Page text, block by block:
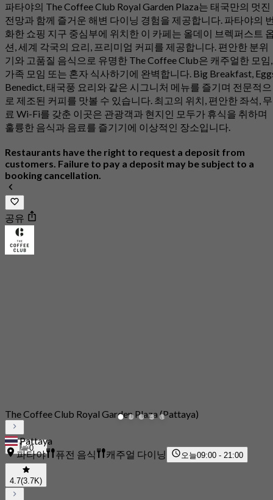
파타야의 The Coffee Club Royal Garden Plaza는 태국만의 멋진
전망과 함께 즐거운 해변 다이닝 경험을 제공합니다. 파타야의
화한 쇼핑 지구 중심부에 위치한 이 카페는 올데이 브렉퍼스트
션, 세계 각국의 요리, 프리미엄 커피를 제공합니다. 편안한 분위
기와 고품질 음식으로 유명한 The Coffee Club은 캐주얼한 모임,
가족 모임 또는 혼자 식사하기에 완벽합니다. Big Breakfast,
Benedict, 태국풍 요리와 같은 시그니처 메뉴를 즐기며 전문적으
로 제조된 커피를 맛볼 수 있습니다. 최고의 위치, 편안한 좌석, 무
료 Wi-Fi를 갖춘 이곳은 관광객과 현지인 모두가 휴식을 취하며
훌륭한 음식과 음료를 즐기기에 이상적인 장소입니다.
Restaurants have the right to request a deposit from
customers. Failure to pay a deposit may be subject to a
booking cancellation.
공유
0
The Coffee Club Royal Garden Plaza (Pattaya)
Pattaya
파타야
퓨전 음식 캐주얼 다이닝 오늘09:00 - 21:00
4.7(3.7K)